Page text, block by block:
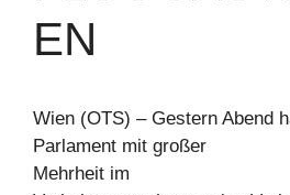
EN
Wien (OTS) – Gestern Abend
Parlament mit großer
Mehrheit im